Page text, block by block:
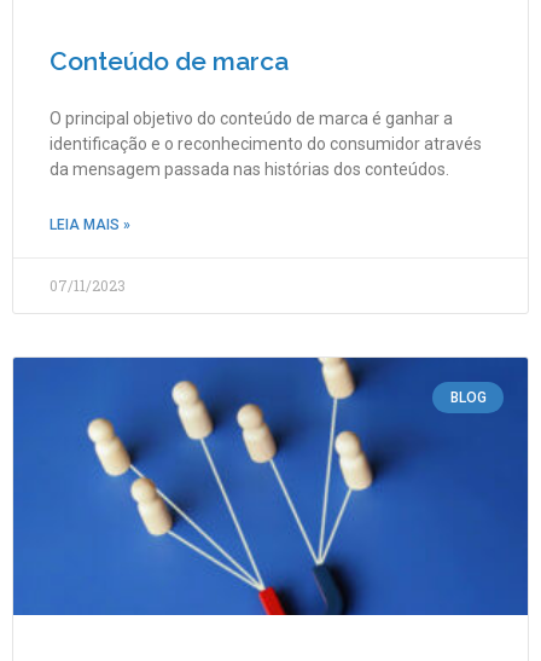
Conteúdo de marca
O principal objetivo do conteúdo de marca é ganhar a
identificação e o reconhecimento do consumidor através
da mensagem passada nas histórias dos conteúdos.
LEIA MAIS »
07/11/2023
BLOG